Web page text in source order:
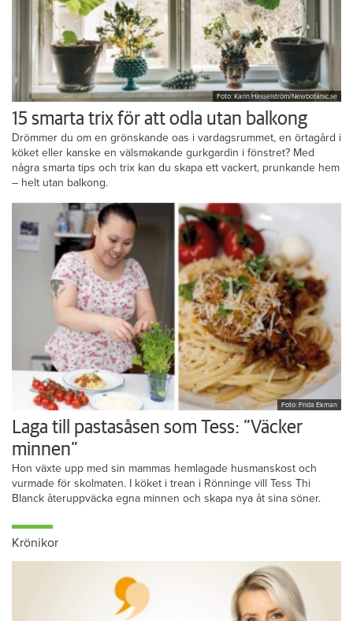
Foto: Karin Hasselström/Newbotanic.se
15 smarta trix för att odla utan balkong
Drömmer du om en grönskande oas i vardagsrummet, en örtagård i
köket eller kanske en välsmakande gurkgardin i fönstret? Med
några smarta tips och trix kan du skapa ett vackert, prunkande hem
– helt utan balkong.
Foto: Frida Ekman
Laga till pastasåsen som Tess: ”Väcker
minnen”
Hon växte upp med sin mammas hemlagade husmanskost och
vurmade för skolmaten. I köket i trean i Rönninge vill Tess Thi
Blanck återuppväcka egna minnen och skapa nya åt sina söner.
Krönikor